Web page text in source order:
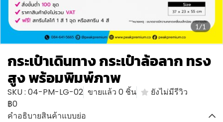
1/1
กระเป๋าเดินทาง กระเป๋าล้อลาก ทรง
สูง พร้อมพิมพ์ภาพ
SKU : 04-PM-LG-02 ขายแล้ว 0 ชิ้น
ยังไม่มีรีวิว
฿0
คำอธิบายสินค้าแบบย่อ